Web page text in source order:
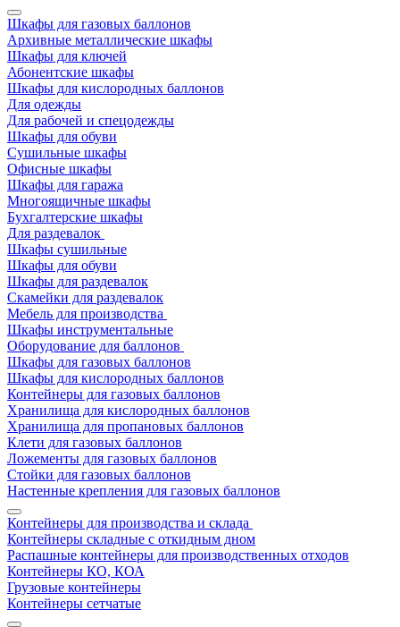
Шкафы для газовых баллонов
Архивные металлические шкафы
Шкафы для ключей
Абонентские шкафы
Шкафы для кислородных баллонов
Для одежды
Для рабочей и спецодежды
Шкафы для обуви
Сушильные шкафы
Офисные шкафы
Шкафы для гаража
Многоящичные шкафы
Бухгалтерские шкафы
Для раздевалок
Шкафы сушильные
Шкафы для обуви
Шкафы для раздевалок
Скамейки для раздевалок
Мебель для производства
Шкафы инструментальные
Оборудование для баллонов
Шкафы для газовых баллонов
Шкафы для кислородных баллонов
Контейнеры для газовых баллонов
Хранилища для кислородных баллонов
Хранилища для пропановых баллонов
Клети для газовых баллонов
Ложементы для газовых баллонов
Стойки для газовых баллонов
Настенные крепления для газовых баллонов
Контейнеры для производства и склада
Контейнеры складные с откидным дном
Распашные контейнеры для производственных отходов
Контейнеры КО, КОА
Грузовые контейнеры
Контейнеры сетчатые